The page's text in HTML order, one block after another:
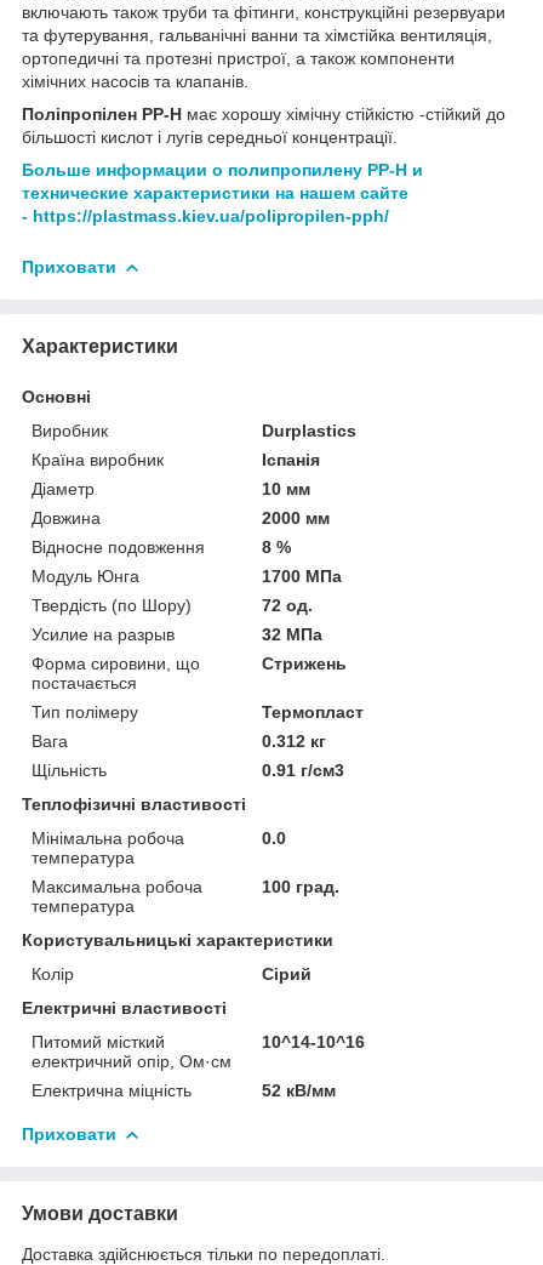
включають також труби та фітинги, конструкційні резервуари
та футерування, гальванічні ванни та хімстійка вентиляція,
ортопедичні та протезні пристрої, а також компоненти
хімічних насосів та клапанів.
Поліпропілен PP-H має хорошу хімічну стійкістю -стійкий до
більшості кислот і лугів середньої концентрації.
Больше информации о полипропилену PP-H и
технические характеристики на нашем сайте
- https://plastmass.kiev.ua/polipropilen-pph/
Приховати
Характеристики
Основні
Виробник
Durplastics
Країна виробник
Іспанія
Діаметр
10 мм
Довжина
2000 мм
Відносне подовження
8 %
Модуль Юнга
1700 МПа
Твердість (по Шору)
72 од.
Усилие на разрыв
32 МПа
Форма сировини, що
постачається
Стрижень
Тип полімеру
Термопласт
Вага
0.312 кг
Щільність
0.91 г/см3
Теплофізичні властивості
Мінімальна робоча
температура
0.0
Максимальна робоча
температура
100 град.
Користувальницькі характеристики
Колір
Сірий
Електричні властивості
Питомий місткий
електричний опір, Ом·см
10^14-10^16
Електрична міцність 52 кВ/мм
Приховати
Умови доставки
Доставка здійснюється тільки по передоплаті.